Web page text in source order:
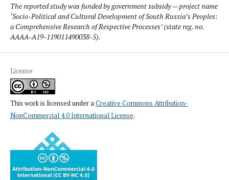
The reported study was funded by government subsidy — project name
‘Socio-Political and Cultural Development of South Russia’s Peoples:
a Comprehensive Research of Respective Processes’ (state reg. no.
АААА-А19-119011490038-5).
License
This work is licensed under a Creative Commons Attribution-
NonCommercial 4.0 International License.